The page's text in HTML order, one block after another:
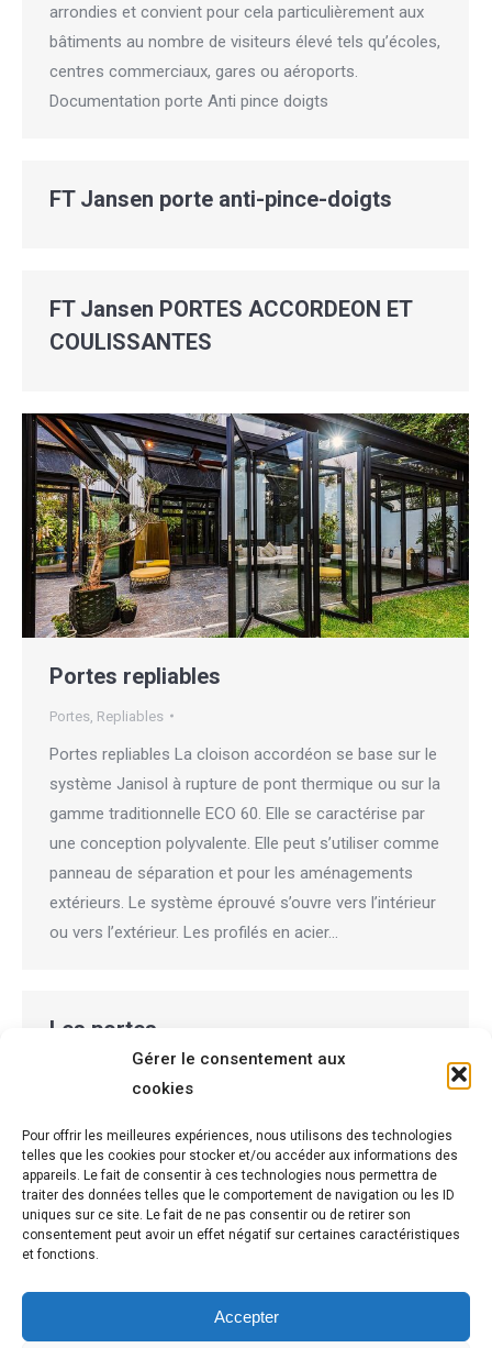
Gérer le consentement aux
cookies
Pour offrir les meilleures expériences, nous utilisons des technologies
telles que les cookies pour stocker et/ou accéder aux informations des
appareils. Le fait de consentir à ces technologies nous permettra de
traiter des données telles que le comportement de navigation ou les ID
uniques sur ce site. Le fait de ne pas consentir ou de retirer son
consentement peut avoir un effet négatif sur certaines caractéristiques
et fonctions.
Accepter
arrondies et convient pour cela particulièrement aux
bâtiments au nombre de visiteurs élevé tels qu’écoles,
centres commerciaux, gares ou aéroports.
Documentation porte Anti pince doigts
FT Jansen porte anti-pince-doigts
FT Jansen PORTES ACCORDEON ET
COULISSANTES
Portes repliables
Portes Repliables
Portes repliables La cloison accordéon se base sur le
système Janisol à rupture de pont thermique ou sur la
gamme traditionnelle ECO 60. Elle se caractérise par
une conception polyvalente. Elle peut s’utiliser comme
panneau de séparation et pour les aménagements
extérieurs. Le système éprouvé s’ouvre vers l’intérieur
ou vers l’extérieur. Les profilés en acier…
Les portes
Bienvenue dans votre nouvel espace dédié aux
les gammes de produits spécifiques à vos métiers.
Traditionnelles Rupture de pont thermique Repliables
VEC Découvrez nos produits…
2 3